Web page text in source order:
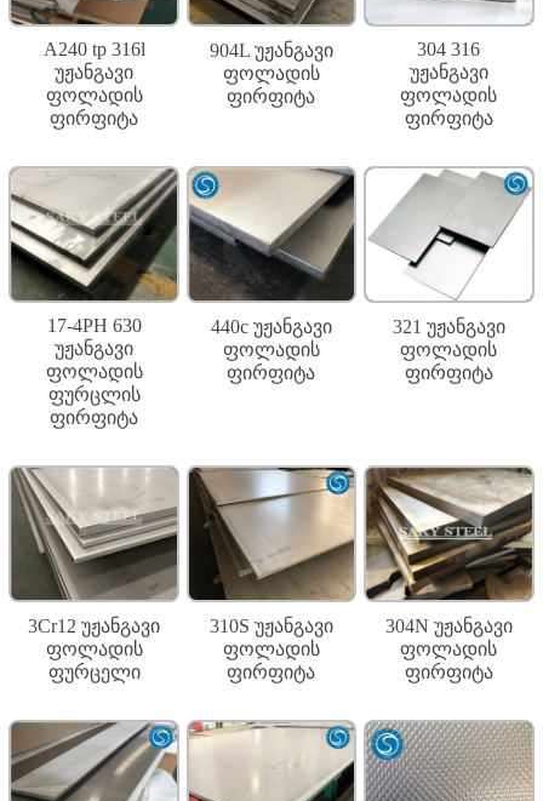
A240 tp 316l
უჟანგავი
ფოლადის
ფირფიტა
904L უჟანგავი
ფოლადის
ფირფიტა
304 316
უჟანგავი
ფოლადის
ფირფიტა
17-4PH 630
უჟანგავი
ფოლადის
ფურცლის
ფირფიტა
440c უჟანგავი
ფოლადის
ფირფიტა
321 უჟანგავი
ფოლადის
ფირფიტა
3Cr12 უჟანგავი
ფოლადის
ფურცელი
310S უჟანგავი
ფოლადის
ფირფიტა
304N უჟანგავი
ფოლადის
ფირფიტა